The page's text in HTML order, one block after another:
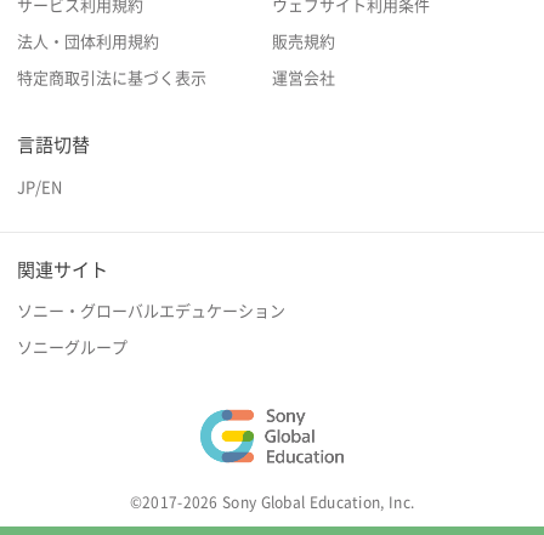
サービス利用規約 ウェブサイト利用条件
法人・団体利用規約 販売規約
特定商取引法に基づく表示 運営会社
言語切替
JP/EN
関連サイト
ソニー・グローバルエデュケーション
ソニーグループ
©2017-2026 Sony Global Education, Inc.